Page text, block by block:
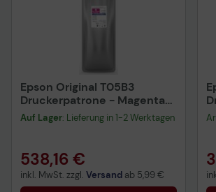
Epson Original T05B3
Druckerpatrone - Magenta
C13T05B34N
Auf Lager: Lieferung in 1-2 Werktagen
538,16 €
inkl. MwSt. zzgl. Versand ab 5,99 €